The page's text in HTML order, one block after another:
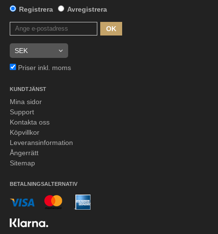
Registrera Avregistrera
OK
Priser inkl. moms
KUNDTJÄNST
Mina sidor
Support
Kontakta oss
Köpvillkor
Leveransinformation
Ångerrätt
Sitemap
BETALNINGSALTERNATIV